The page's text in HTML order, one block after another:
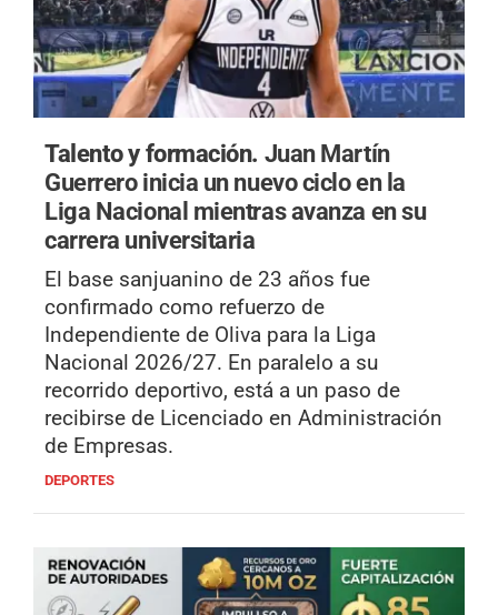
Talento y formación. Juan Martín
Guerrero inicia un nuevo ciclo en la
Liga Nacional mientras avanza en su
carrera universitaria
El base sanjuanino de 23 años fue
confirmado como refuerzo de
Independiente de Oliva para la Liga
Nacional 2026/27. En paralelo a su
recorrido deportivo, está a un paso de
recibirse de Licenciado en Administración
de Empresas.
DEPORTES